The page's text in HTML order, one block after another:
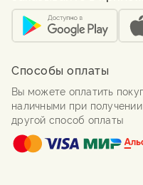
Способы оплаты
Вы можете оплатить
наличными при
другой способ оплаты